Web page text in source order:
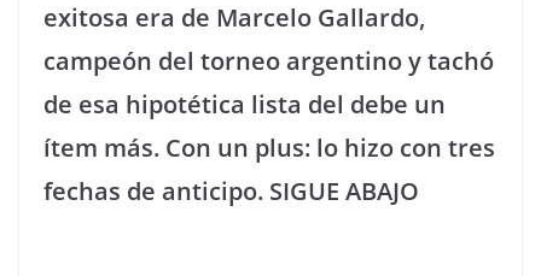
exitosa era de Marcelo Gallardo,
campeón del torneo argentino y tachó
de esa hipotética lista del debe un
ítem más. Con un plus: lo hizo con tres
fechas de anticipo. SIGUE ABAJO